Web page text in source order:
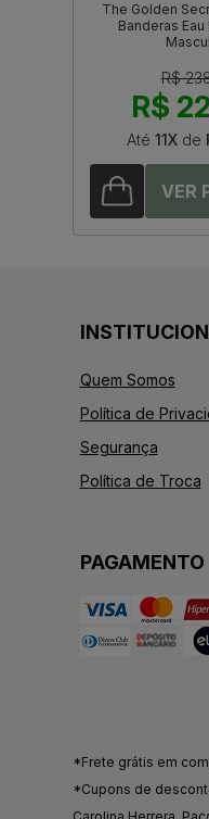
The Golden
Banderas
R$
R$
Até 11Xde
Quem Somos
Política de
Segurança
Política de Troca
PAGAMENTO
*Frete grátis em
*Cupons de